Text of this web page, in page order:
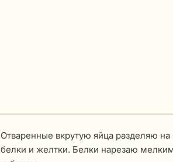
Отваренные вкрутую яйца разделяю на
белки и желтки. Белки нарезаю